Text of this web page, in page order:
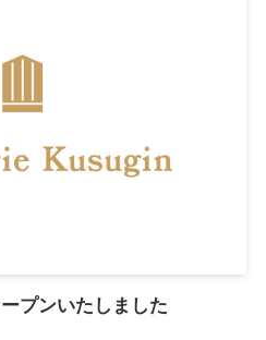
プンいたしました